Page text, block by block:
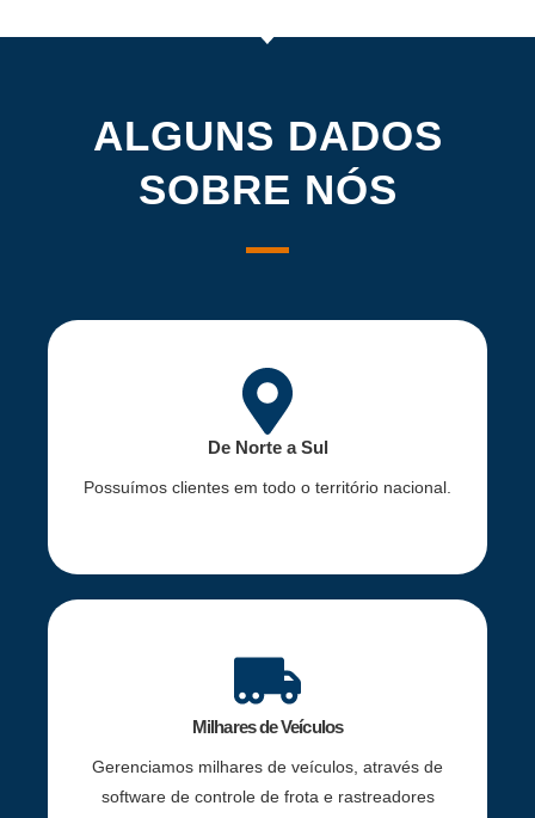
ALGUNS DADOS
SOBRE NÓS
De Norte a Sul
Possuímos clientes em todo o território nacional.
Milhares de Veículos
Gerenciamos milhares de veículos, através de
software de controle de frota e rastreadores